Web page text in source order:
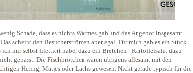
Schade, dass es nichts Warmes gab und das Angebot insgesamt
scheint den Besucherströmen aber egal. Für mich gab es ein Stück
ich mir selbst filettiert habe, dazu ein Brötchen - Kartoffelsalat dazu
gepasst. Die Fischbrötchen wären übrigens allesamt mit den
Hering, Matjes oder Lachs gewesen. Nicht gerade typisch für die